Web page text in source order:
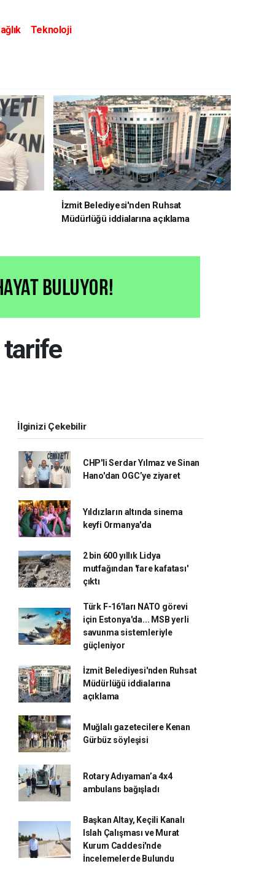
Teknoloji
İzmit Belediyesi'nden Ruhsat
Müdürlüğü iddialarına açıklama
tarife
İlginizi Çekebilir
CHP'li Serdar Yılmaz ve Sinan
Hano'dan OGC’ye ziyaret
Yıldızların altında sinema
keyfi Ormanya'da
2 bin 600 yıllık Lidya
mutfağından 'fare kafatası'
çıktı
Türk F-16'ları NATO görevi
için Estonya'da... MSB yerli
savunma sistemleriyle
güçleniyor
İzmit Belediyesi'nden Ruhsat
Müdürlüğü iddialarına
açıklama
Muğlalı gazetecilere Kenan
Gürbüz söyleşisi
Rotary Adıyaman’a 4x4
ambulans bağışladı
Başkan Altay, Keçili Kanalı
Islah Çalışması ve Murat
Kurum Caddesi'nde
İncelemelerde Bulundu